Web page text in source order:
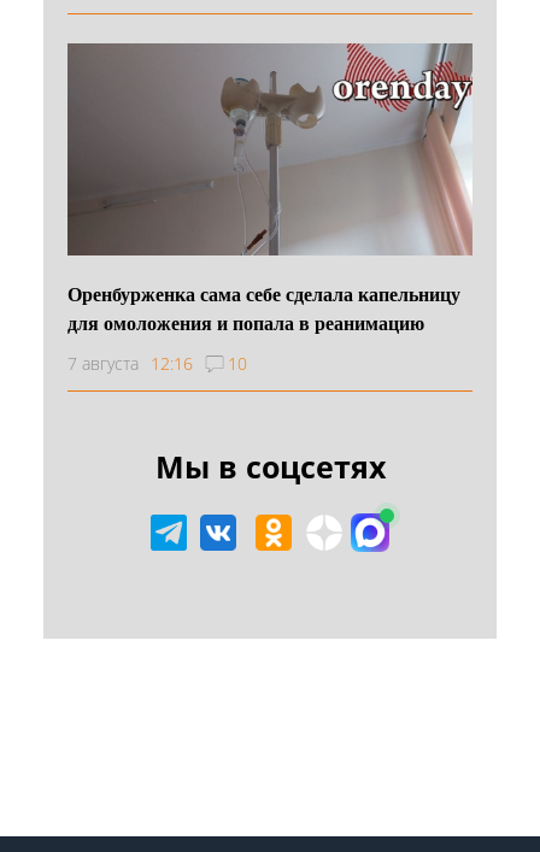
Оренбурженка сама себе сделала капельницу
для омоложения и попала в реанимацию
7 августа 12:16 10
Мы в соцсетях